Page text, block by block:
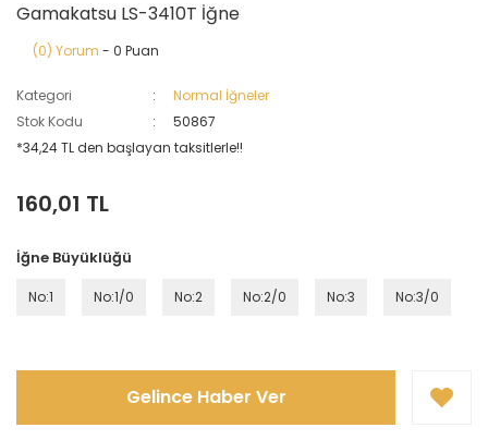
Gamakatsu LS-3410T İğne
(0) Yorum - 0 Puan
Kategori
Normal İğneler
Stok Kodu
50867
*34,24 TL den başlayan taksitlerle!!
160,01 TL
İğne Büyüklüğü
No:1 No:1/0 No:2 No:2/0 No:3 No:3/0
Gelince Haber Ver